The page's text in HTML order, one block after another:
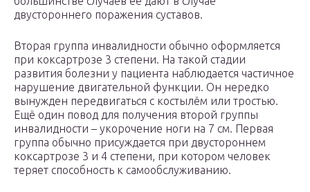
двустороннего поражения суставов.
Вторая группа инвалидности обычно оформляется
при коксартрозе 3 степени. На такой стадии
развития болезни у пациента наблюдается частичное
нарушение двигательной функции. Он нередко
вынужден передвигаться с костылём или тростью.
Ещё один повод для получения второй группы
инвалидности – укорочение ноги на 7 см. Первая
группа обычно присуждается при двустороннем
коксартрозе 3 и 4 степени, при котором человек
теряет способность к самообслуживанию.